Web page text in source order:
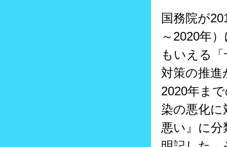
国務院が
～2020年
もいえる
対策の推
2020年ま
染の悪化
悪い』に